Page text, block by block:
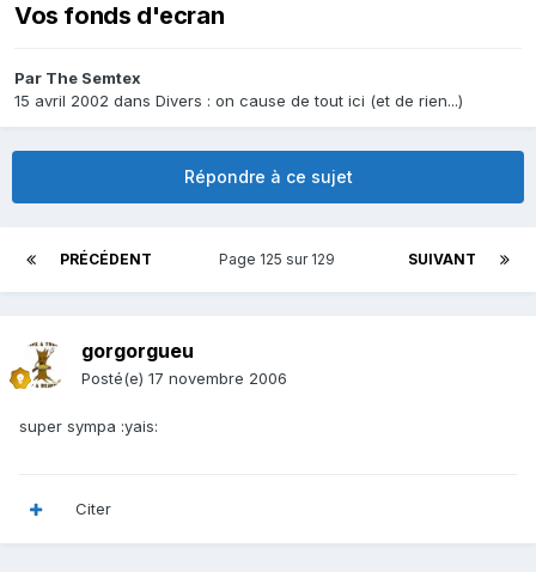
Vos fonds d'ecran
Par The Semtex
15 avril 2002 dans Divers : on cause de tout ici (et de rien...)
Répondre à ce sujet
PRÉCÉDENT SUIVANT
Page 125 sur 129
gorgorgueu
Posté(e) 17 novembre 2006
super sympa :yais:
Citer